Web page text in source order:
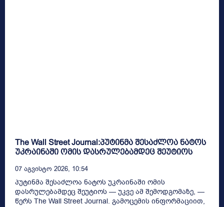
The Wall Street Journal:პუტინმა შესაძლოა ნატოს
უკრაინაში ომის დასრულებამდეც შეუტიოს
07 Აგვისტო 2026, 10:54
პუტინმა შესაძლოა ნატოს უკრაინაში ომის
დასრულებამდეც შეუტიოს — უკვე ამ შემოდგომაზე, —
წერს The Wall Street Journal. გამოცემის ინფორმაციით,